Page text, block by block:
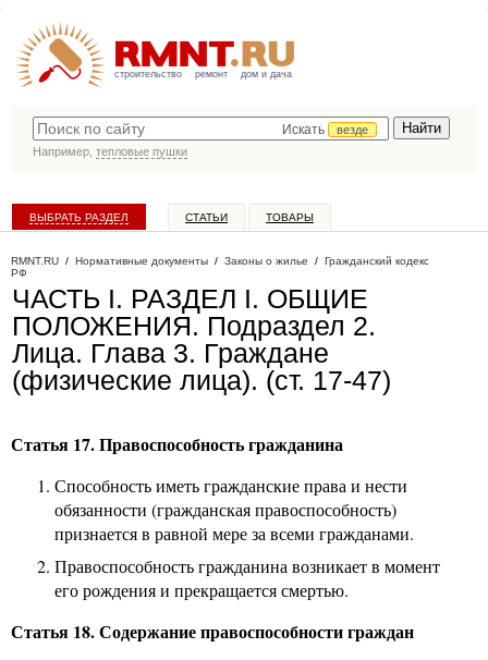
строительство ремонт дом и дача
Искать
везде
Например, тепловые пушки
ВЫБРАТЬ РАЗДЕЛ СТАТЬИ ТОВАРЫ
RMNT.RU / Нормативные документы / Законы о жилье / Гражданский кодекс
РФ
ЧАСТЬ I. РАЗДЕЛ I. ОБЩИЕ
ПОЛОЖЕНИЯ. Подраздел 2.
Лица. Глава 3. Граждане
(физические лица). (ст. 17-47)
Статья 17. Правоспособность гражданина
Способность иметь гражданские права и нести
обязанности (гражданская правоспособность)
признается в равной мере за всеми гражданами.
Правоспособность гражданина возникает в момент
его рождения и прекращается смертью.
Статья 18. Содержание правоспособности граждан